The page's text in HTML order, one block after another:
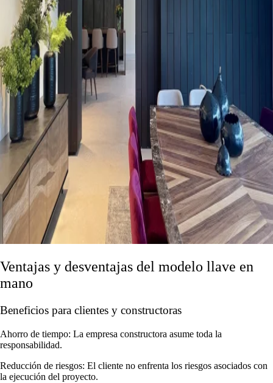
Ventajas y desventajas del modelo llave en
mano
Beneficios para clientes y constructoras
Ahorro de tiempo: La empresa constructora asume toda la
responsabilidad.
Reducción de riesgos: El cliente no enfrenta los riesgos asociados con
la ejecución del proyecto.